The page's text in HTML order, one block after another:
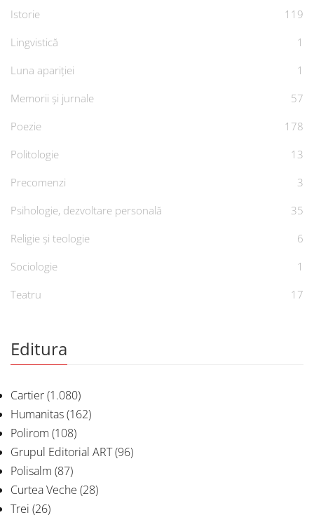
Istorie
119
Lingvistică
1
Luna apariției
1
Memorii și jurnale
57
Poezie
178
Politologie
13
Precomenzi
3
Psihologie, dezvoltare personală
35
Religie și teologie
6
Sociologie
1
Teatru
17
Editura
Cartier(1.080)
Humanitas(162)
Polirom (108)
Grupul Editorial ART(96)
Polisalm (87)
Curtea Veche (28)
Trei (26)